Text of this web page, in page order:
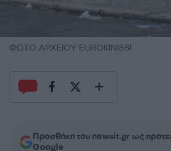
ΦΩΤΟ ΑΡΧΕΙΟΥ EUROKINISSI
Προσθήκη του newsit.gr ως
Google